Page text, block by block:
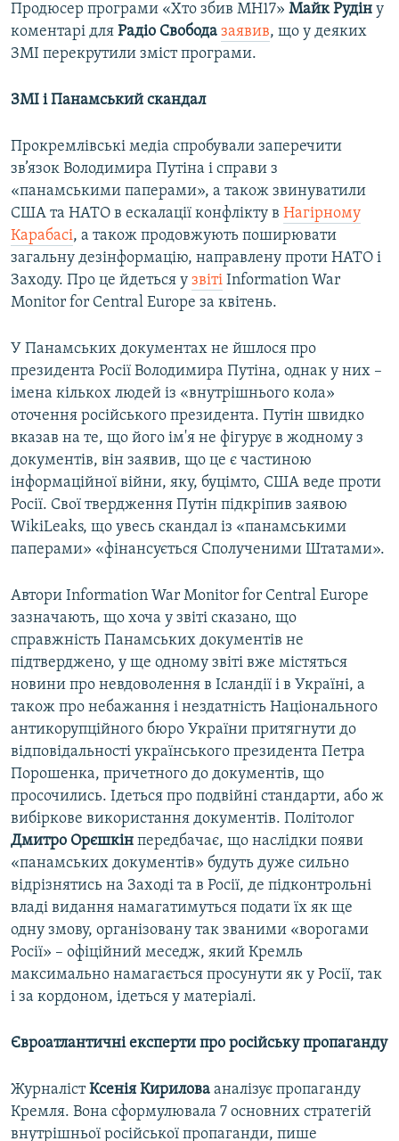
Продюсер програми «Хто збив MH17» Майк Рудін у
коментарі для Радіо Свобода заявив, що у деяких
ЗМІ перекрутили зміст програми.
ЗМІ і Панамський скандал
Прокремлівські медіа спробували заперечити
зв’язок Володимира Путіна і справи з
«панамськими паперами», а також звинуватили
США та НАТО в ескалації конфлікту в Нагірному
Карабасі, а також продовжують поширювати
загальну дезінформацію, направлену проти НАТО і
Заходу. Про це йдеться у звіті Information War
Monitor for Central Europe за квітень.
У Панамських документах не йшлося про
президента Росії Володимира Путіна, однак у них –
імена кількох людей із «внутрішнього кола»
оточення російського президента. Путін швидко
вказав на те, що його ім'я не фігурує в жодному з
документів, він заявив, що це є частиною
інформаційної війни, яку, буцімто, США веде проти
Росії. Свої твердження Путін підкріпив заявою
WikiLeaks, що увесь скандал із «панамськими
паперами» «фінансується Сполученими Штатами».
Автори Information War Monitor for Central Europe
зазначають, що хоча у звіті сказано, що
справжність Панамських документів не
підтверджено, у ще одному звіті вже містяться
новини про невдоволення в Ісландії і в Україні, а
також про небажання і нездатність Національного
антикорупційного бюро України притягнути до
відповідальності українського президента Петра
Порошенка, причетного до документів, що
просочились. Ідеться про подвійні стандарти, або ж
вибіркове використання документів. Політолог
Дмитро Орєшкін передбачає, що наслідки появи
«панамських документів» будуть дуже сильно
відрізнятись на Заході та в Росії, де підконтрольні
владі видання намагатимуться подати їх як ще
одну змову, організовану так званими «ворогами
Росії» – офіційний меседж, який Кремль
максимально намагається просунути як у Росії, так
і за кордоном, ідеться у матеріалі.
Євроатлантичні експерти про російську пропаганду
ЖурналістКсенія Кирилова аналізує пропаганду
Кремля. Вона сформулювала 7 основних стратегій
внутрішньої російської пропаганди, пише